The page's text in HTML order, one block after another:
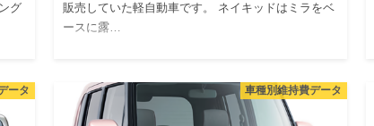
グ
販売していた軽自動車です。 ネイキッドはミラをベ
ースに露…
ータ 車種別維持費データ